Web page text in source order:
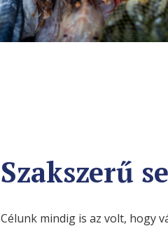
Szakszerű
Célunk mindig is az volt, hogy